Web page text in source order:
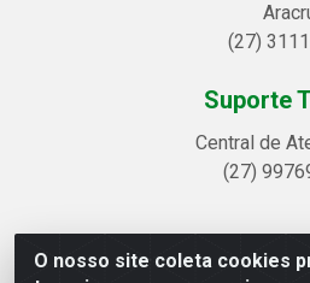
O nosso site coleta cookies
(27)
Suporte
Central de
(27)
Linhavix Distribuidora LTDA -